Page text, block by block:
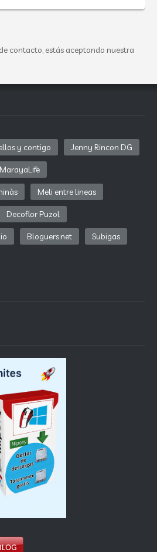
contacto, estás aceptando nuestra
y contigo Jenny Rincon DG
MarayaLife
Meli entre lineas
Decoflor Puzol
Bloguers.net Subigas